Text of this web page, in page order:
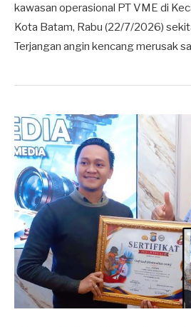
kawasan operasional PT VME di
Kota Batam, Rabu (22/7/2026)
Terjangan angin kencang merusak